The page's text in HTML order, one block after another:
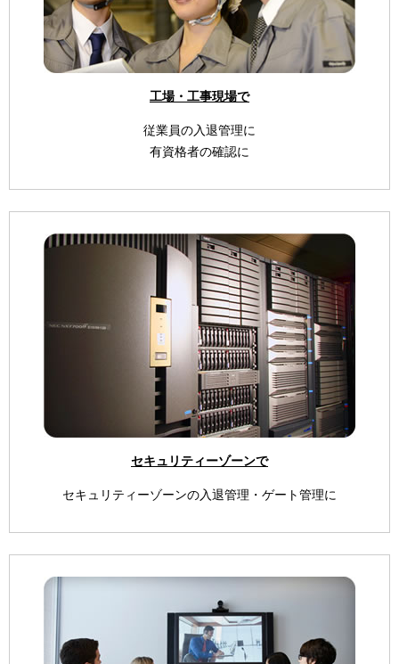
工場・工事現場で
従業員の入退管理に
有資格者の確認に
セキュリティーゾーンで
セキュリティーゾーンの入退管理・ゲート管理に